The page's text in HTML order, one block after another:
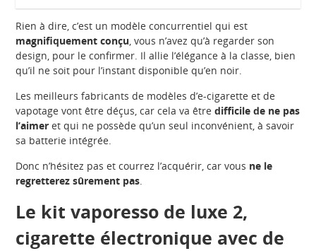
Rien à dire, c’est un modèle concurrentiel qui est
magnifiquement conçu, vous n’avez qu’à regarder son
design, pour le confirmer. Il allie l’élégance à la classe, bien
qu’il ne soit pour l’instant disponible qu’en noir.
Les meilleurs fabricants de modèles d’e-cigarette et de
vapotage vont être déçus, car cela va être difficile de ne pas
l’aimer et qui ne possède qu’un seul inconvénient, à savoir
sa batterie intégrée.
Donc n’hésitez pas et courrez l’acquérir, car vous ne le
regretterez sûrement pas.
Le kit vaporesso de luxe 2,
cigarette électronique avec de